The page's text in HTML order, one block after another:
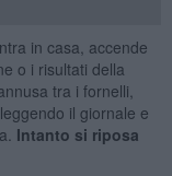
in casa, accende
o i risultati della
tra i fornelli,
il giornale e
Intanto si riposa